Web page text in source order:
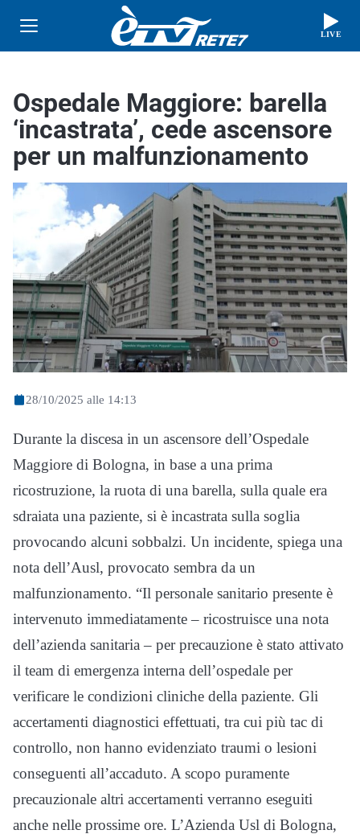
LIVE
Ospedale Maggiore: barella
‘incastrata’, cede ascensore
per un malfunzionamento
28/10/2025 alle 14:13
Durante la discesa in un ascensore dell’Ospedale
Maggiore di Bologna, in base a una prima
ricostruzione, la ruota di una barella, sulla quale era
sdraiata una paziente, si è incastrata sulla soglia
provocando alcuni sobbalzi. Un incidente, spiega una
nota dell’Ausl, provocato sembra da un
malfunzionamento. “Il personale sanitario presente è
intervenuto immediatamente – ricostruisce una nota
dell’azienda sanitaria – per precauzione è stato attivato
il team di emergenza interna dell’ospedale per
verificare le condizioni cliniche della paziente. Gli
accertamenti diagnostici effettuati, tra cui più tac di
controllo, non hanno evidenziato traumi o lesioni
conseguenti all’accaduto. A scopo puramente
precauzionale altri accertamenti verranno eseguiti
anche nelle prossime ore. L’Azienda Usl di Bologna,